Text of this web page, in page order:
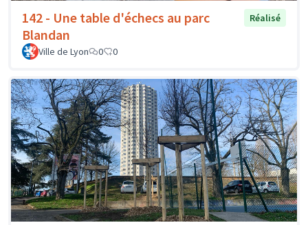
142 - Une table d'échecs au parc
Blandan
Réalisé
Ville de Lyon 0 0